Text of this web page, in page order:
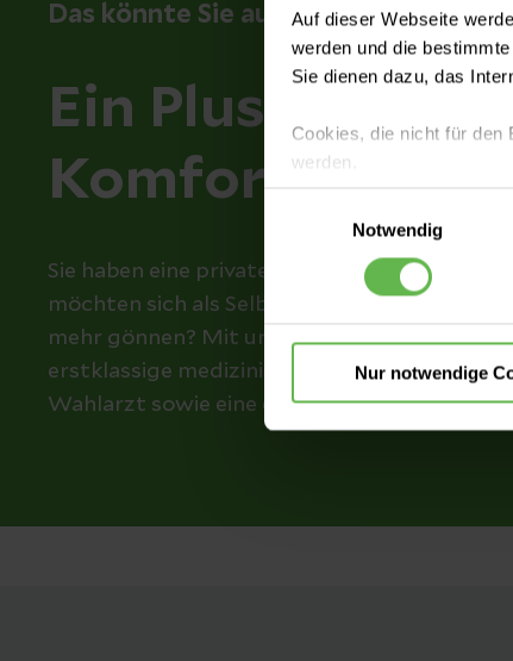
Auf dieser Webseite
werden und die
Sie dienen dazu, das
Cookies, die nicht für den
werden.
Es steht Ihnen frei,
nicht notwendigen
einzuwilligen. Ihre
Notwendig
Nur notwendige
Das könnte Sie auch interessieren
Ein Plus an
Komfort
Sie haben eine private Zusatzversicherung,
möchten sich als Selbstzahler während
mehr gönnen? Mit unseren
erstklassige medizinische Versorgung
Wahlarzt sowie eine exklusive